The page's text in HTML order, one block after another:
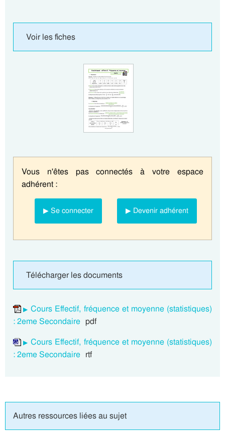
Voir les fiches
Vous n'êtes pas connectés à votre espace
adhérent :
▶ Se connecter ▶ Devenir adhérent
Télécharger les documents
Cours Effectif, fréquence et moyenne (statistiques)
: 2eme Secondaire pdf
Cours Effectif, fréquence et moyenne (statistiques)
: 2eme Secondaire rtf
Autres ressources liées au sujet